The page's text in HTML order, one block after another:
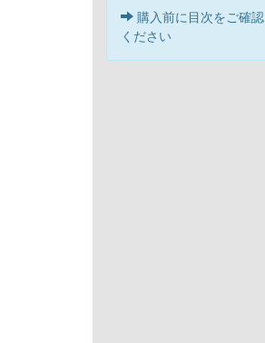
購入前に目次をご確認
ください